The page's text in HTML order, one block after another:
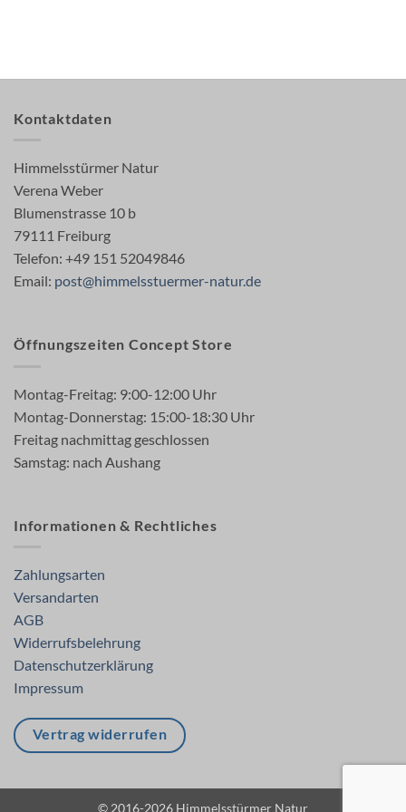
Kontaktdaten
Himmelsstürmer Natur
Verena Weber
Blumenstrasse 10 b
79111 Freiburg
Telefon: +49 151 52049846
Email: post@himmelsstuermer-natur.de
Öffnungszeiten Concept Store
Montag-Freitag: 9:00-12:00 Uhr
Montag-Donnerstag: 15:00-18:30 Uhr
Freitag nachmittag geschlossen
Samstag: nach Aushang
Informationen & Rechtliches
Zahlungsarten
Versandarten
AGB
Widerrufsbelehrung
Datenschutzerklärung
Impressum
Vertrag widerrufen
© 2016-2026 Himmelsstürmer Natur